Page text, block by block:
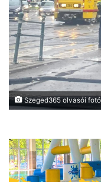
Szeged365 olvasói